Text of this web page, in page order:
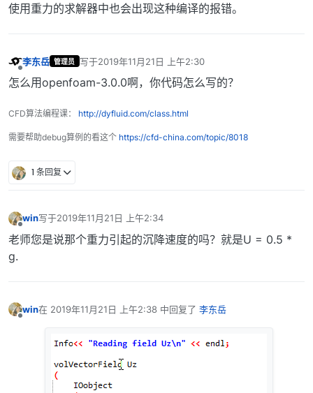
使用重力的求解器中也会出现这种编译的报错。
李东岳 管理员 写于2019年11月21日 上午2:30
最后由 编辑
怎么用openfoam-3.0.0啊，你代码怎么写的？
CFD算法编程课： http://dyfluid.com/class.html
需要帮助debug算例的看这个 https://cfd-china.com/topic/8018
1 条回复
win写于2019年11月21日 上午2:34
最后由 编辑
老师您是说那个重力引起的沉降速度的吗？就是U = 0.5 *
g.
win在 2019年11月21日 上午2:38 中回复了 李东岳
最后由 编辑